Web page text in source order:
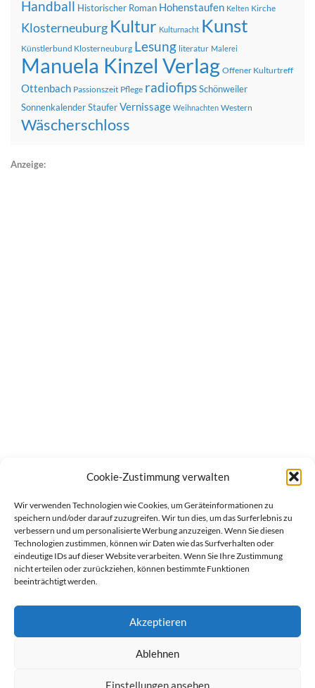
Cookie-Zustimmung verwalten
Wir verwenden Technologien wie Cookies, um Geräteinformationen zu
speichern und/oder darauf zuzugreifen. Wir tun dies, um das Surferlebnis zu
verbessern und um personalisierte Werbung anzuzeigen. Wenn Sie diesen
Technologien zustimmen, können wir Daten wie das Surfverhalten oder
eindeutige IDs auf dieser Website verarbeiten. Wenn Sie Ihre Zustimmung
nicht erteilen oder zurückziehen, können bestimmte Funktionen
beeinträchtigt werden.
Akzeptieren
Ablehnen
Einstellungen ansehen
Handball Historischer Roman Hohenstaufen Kelten Kirche
Klosterneuburg Kultur Kulturnacht Kunst
Künstlerbund Klosterneuburg Lesung literatur Malerei
Manuela Kinzel Verlag Offener Kulturtreff
Ottenbach Passionszeit Pflege radiofipsSchönweiler
SonnenkalenderStauferVernissage Weihnachten Western
Wäscherschloss
Anzeige: